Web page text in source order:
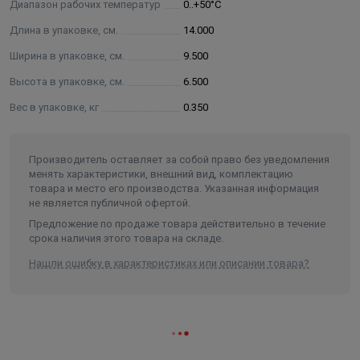
на уровне , заданном пользователем (вручную
или автоматически);
на расстояние до 30 м (дальность уменьшается
при наличии препятствий между
терморегулятором и приемником);
наличие режима защиты от замерзания;
наличие режима «открытое окно»;
наличие памяти всех настроек при отключении
питания;
настройка разницы между температурой
размыкания и замыкания контактов (гистерезис);
индикация режимов работы, времени,
Диапазон рабочих температур 0..+50°С
Длина в упаковке, см. 14.000
Ширина в упаковке, см. 9.500
Высота в упаковке, см. 6.500
Вес в упаковке, кг 0.350
Производитель оставляет за собой право без уведомления
менять характеристики, внешний вид, комплектацию
товара и место его производства. Указанная информация
не является публичной офертой.
Предложение по продаже товара действительно в течение
срока наличия этого товара на складе.
Нашли ошибку в характеристиках или описании товара?